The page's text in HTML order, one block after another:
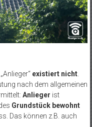
existiert nicht.
nach dem allgemeinen
Anlieger ist
Grundstück bewohnt
Das können z.B. auch